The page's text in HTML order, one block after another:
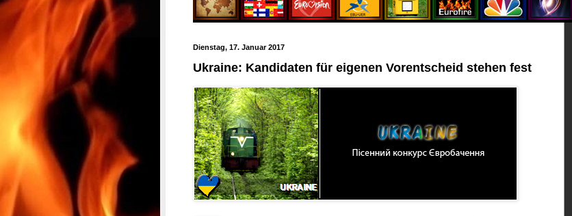
Dienstag, 17. Januar 2017
Ukraine: Kandidaten für eigenen Vorentscheid stehen fest